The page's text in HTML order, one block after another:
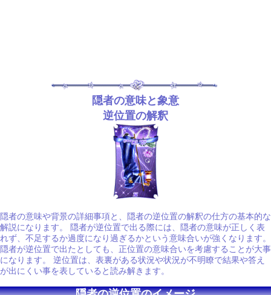
隠者の意味と象意
逆位置の解釈
隠者の意味や背景の詳細事項と、隠者の逆位置の解釈の仕方の基本的な
解説になります。 隠者が逆位置で出る際には、隠者の意味が正しく表
れず、不足するか過度になり過ぎるかという意味合いが強くなります。
隠者が逆位置で出たとしても、正位置の意味合いを考慮することが大事
になります。 逆位置は、表裏がある状況や状況が不明瞭で結果や答え
が出にくい事を表していると読み解きます。